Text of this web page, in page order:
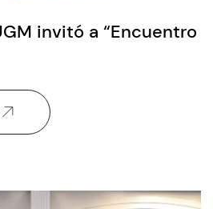
invitó a “Encuentro